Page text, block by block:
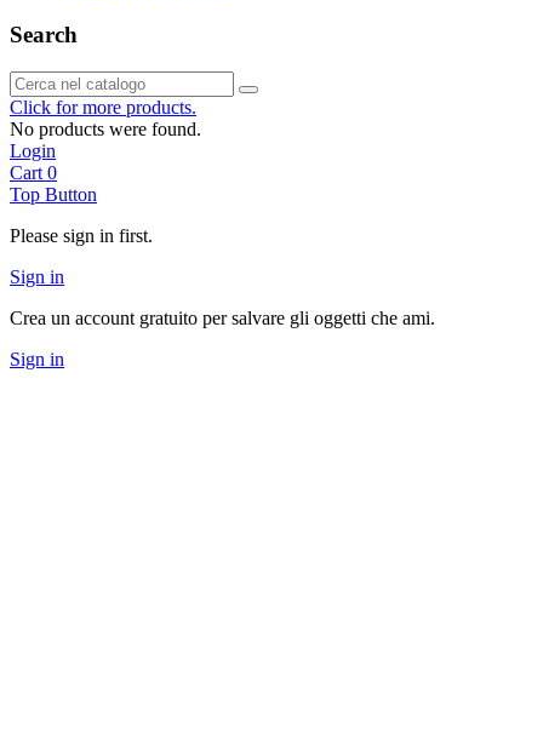
Search
Click for more products.
No products were found.
Login
Cart 0
Top Button
Please sign in first.
Sign in
Crea un account gratuito per salvare gli oggetti che ami.
Sign in